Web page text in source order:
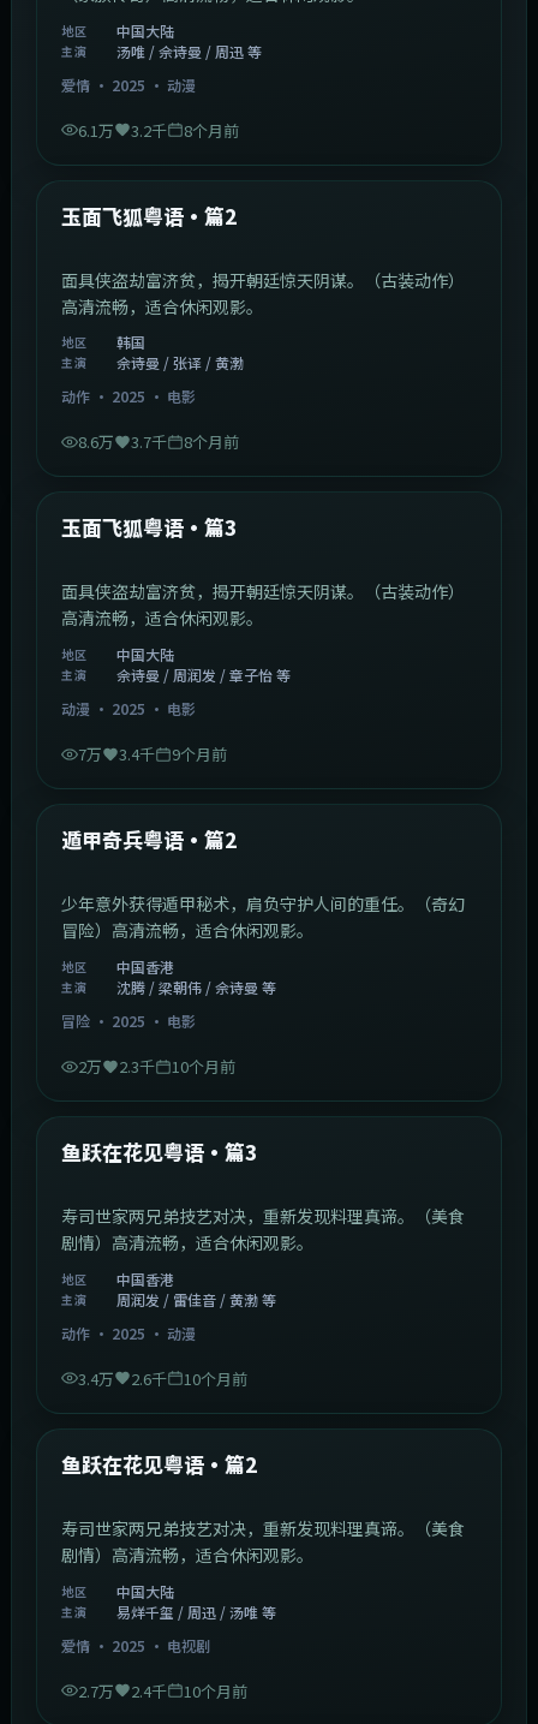
地区 中国大陆
主演
汤唯 / 佘诗曼 / 周迅 等
爱情· 2025 · 动漫
6.1万 3.2千 8个月前
最新
玉面飞狐粤语·篇2
面具侠盗劫富济贫，揭开朝廷惊天阴谋。（古装动作）
高清流畅，适合休闲观影。
地区 韩国
主演
佘诗曼 / 张译 / 黄渤
动作· 2025 · 电影
8.6万 3.7千 8个月前
最新
玉面飞狐粤语·篇3
面具侠盗劫富济贫，揭开朝廷惊天阴谋。（古装动作）
高清流畅，适合休闲观影。
地区 中国大陆
主演
佘诗曼 / 周润发 / 章子怡 等
动漫 · 2025 · 电影
7万 3.4千 9个月前
最新
遁甲奇兵粤语·篇2
少年意外获得遁甲秘术，肩负守护人间的重任。（奇幻
冒险）高清流畅，适合休闲观影。
地区 中国香港
主演
沈腾 / 梁朝伟 / 佘诗曼 等
冒险· 2025 · 电影
2万 2.3千 10个月前
最新
鱼跃在花见粤语·篇3
寿司世家两兄弟技艺对决，重新发现料理真谛。（美食
剧情）高清流畅，适合休闲观影。
地区 中国香港
主演
周润发 / 雷佳音 / 黄渤 等
动作· 2025 · 动漫
3.4万 2.6千 10个月前
最新
鱼跃在花见粤语·篇2
寿司世家两兄弟技艺对决，重新发现料理真谛。（美食
剧情）高清流畅，适合休闲观影。
地区 中国大陆
主演
易烊千玺 / 周迅 / 汤唯 等
爱情· 2025 · 电视剧
2.7万 2.4千 10个月前